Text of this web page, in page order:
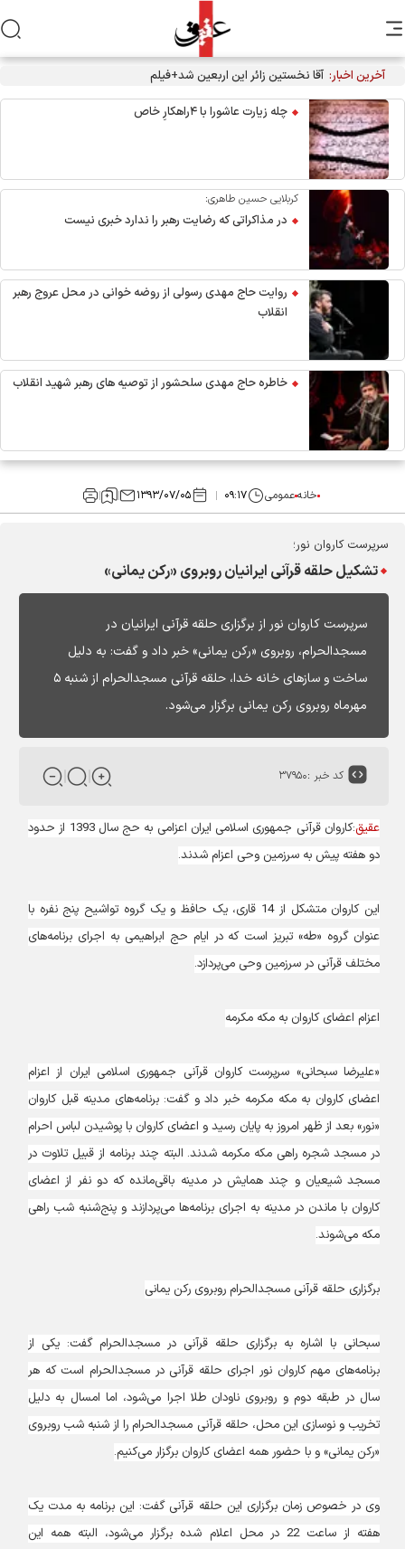
آخرین اخبار: آقا نخستین زائر این اربعین شد+فیلم
چله زیارت عاشورا با ۴راهکارِ خاص
کربلایی حسین طاهری:
در مذاکراتی که رضایت رهبر را ندارد خبری نیست
روایت حاج مهدی رسولی از روضه خوانی در محل عروج رهبر
انقلاب
خاطره حاج مهدی سلحشور از توصیه های رهبر شهید انقلاب
خانهعمومی ۰۹:۱۷ ۱۳۹۳/۰۷/۰۵
سرپرست کاروان نور؛
تشکیل حلقه قرآنی ایرانیان روبروی «رکن یمانی»
سرپرست کاروان نور از برگزاری حلقه قرآنی ایرانیان در
مسجد‌الحرام، روبروی «رکن یمانی» خبر داد و گفت: به دلیل
ساخت و ساز‌های خانه خدا، حلقه قرآنی مسجد‌الحرام از شنبه ۵
مهر‌ماه روبروی رکن یمانی برگزار می‌شود.
کد خبر :۳۷۹۵۰
عقیق
:کاروان قرآنی جمهوری اسلامی ایران اعزامی به حج سال 1393 از حدود
دو هفته پیش به سرزمین وحی اعزام شدند.
این کاروان متشکل از 14 قاری، یک حافظ و یک گروه تواشیح پنج نفره با
عنوان گروه «طه» تبریز است که در ایام حج ابراهیمی به اجرای برنامه‌های
مختلف قرآنی در سرزمین وحی می‌پردازد.
اعزام اعضای کاروان به مکه مکرمه
«علیرضا سبحانی» سرپرست کاروان قرآنی جمهوری اسلامی ایران از اعزام
اعضای کاروان به مکه مکرمه خبر داد و گفت: برنامه‌های مدینه قبل کاروان
«نور» بعد از ظهر امروز به پایان رسید و اعضای کاروان با پوشیدن لباس احرام
در مسجد شجره راهی مکه مکرمه شدند. البته چند برنامه از قبیل تلاوت در
مسجد شیعیان و چند همایش در مدینه باقی‌مانده که دو نفر از اعضای
کاروان با ماندن در مدینه به اجرای برنامه‌ها می‌پردازند و پنج‌شنبه شب راهی
مکه می‌شوند.
برگزاری حلقه قرآنی مسجد‌الحرام روبروی رکن یمانی
سبحانی با اشاره به برگزاری حلقه قرآنی در مسجد‌الحرام گفت: یکی از
برنامه‌های مهم کاروان نور اجرای حلقه قرآنی در مسجد‌الحرام است که هر
سال در طبقه دوم و روبروی ناودان طلا اجرا می‌شود، اما امسال به دلیل
تخریب و نوسازی این محل، حلقه قرآنی مسجد‌الحرام را از شنبه شب روبروی
«رکن یمانی» و با حضور همه اعضای کاروان برگزار می‌کنیم.
وی در خصوص زمان برگزاری این حلقه قرآنی گفت: این برنامه به مدت یک
هفته از ساعت 22 در محل اعلام شده برگزار می‌شود، البته همه این